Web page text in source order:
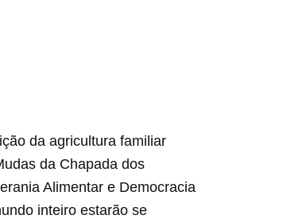
da agricultura familiar
da Chapada dos
Alimentar e Democracia
inteiro estarão se